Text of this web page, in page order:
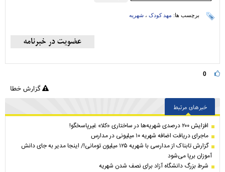
برچسب ها: مهد کودک ، شهریه
0
گزارش خطا
خبرهای مرتبط
افزایش ۲۰۰ درصدی شهریه‌ها در ساختاری «کلا» غیرپاسخگو!
ماجرای دریافت اضافه شهریه ۱۰ میلیونی در مدارس
گزارش تابناک از مدارسی با شهریه ۱۲۵ میلیون تومانی!/ اینجا مدیر به جای دانش
آموزان برپا می‌شود
شرط بزرگ دانشگاه آزاد برای نصف شدن شهریه